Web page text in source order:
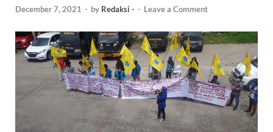
December 7, 2021 - by Redaksi - - Leave a Comment